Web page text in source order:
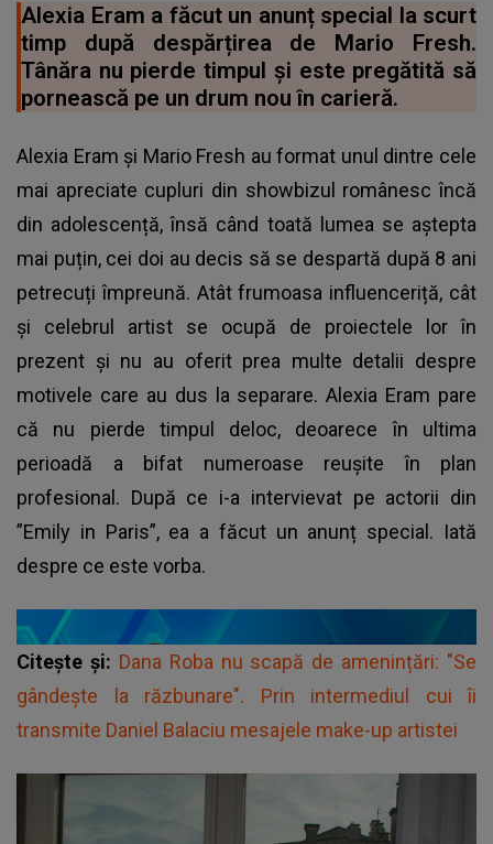
Alexia Eram a făcut un anunț special la scurt
timp după despărțirea de Mario Fresh.
Tânăra nu pierde timpul și este pregătită să
pornească pe un drum nou în carieră.
Alexia Eram și Mario Fresh au format unul dintre cele
mai apreciate cupluri din showbizul românesc încă
din adolescență, însă când toată lumea se aștepta
mai puțin, cei doi au decis să se despartă după 8 ani
petrecuți împreună. Atât frumoasa influenceriță, cât
și celebrul artist se ocupă de proiectele lor în
prezent și nu au oferit prea multe detalii despre
motivele care au dus la separare. Alexia Eram pare
că nu pierde timpul deloc, deoarece în ultima
perioadă a bifat numeroase reușite în plan
profesional. După ce i-a intervievat pe actorii din
”Emily in Paris”, ea a făcut un anunț special. Iată
despre ce este vorba.
Citește și: Dana Roba nu scapă de amenințări: "Se
gândește la răzbunare". Prin intermediul cui îi
transmite Daniel Balaciu mesajele make-up artistei